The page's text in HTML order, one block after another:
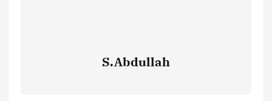
S.Abdullah